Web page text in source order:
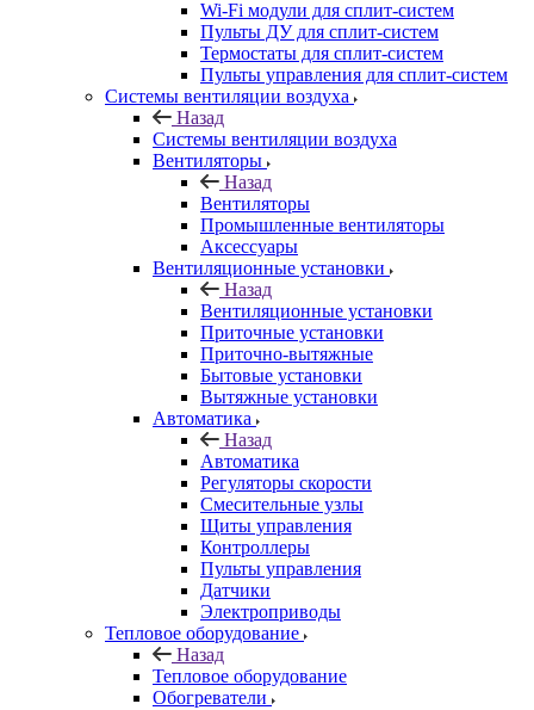
Wi-Fi модули для сплит-систем
Пульты ДУ для сплит-систем
Термостаты для сплит-систем
Пульты управления для сплит-систем
Системы вентиляции воздуха
Назад
Системы вентиляции воздуха
Вентиляторы
Назад
Вентиляторы
Промышленные вентиляторы
Аксессуары
Вентиляционные установки
Назад
Вентиляционные установки
Приточные установки
Приточно-вытяжные
Бытовые установки
Вытяжные установки
Автоматика
Назад
Автоматика
Регуляторы скорости
Смесительные узлы
Щиты управления
Контроллеры
Пульты управления
Датчики
Электроприводы
Тепловое оборудование
Назад
Тепловое оборудование
Обогреватели